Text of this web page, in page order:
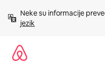
sadržaj
Neke su informacije
jezik